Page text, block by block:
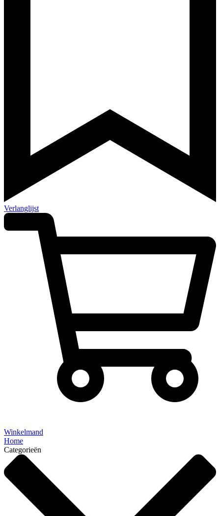
Verlanglijst
Winkelmand
Home
Categorieën